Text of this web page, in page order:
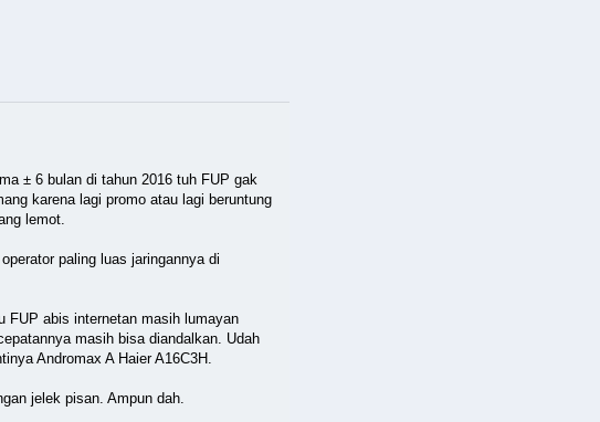
± 6 bulan di tahun 2016 tuh FUP gak
karena lagi promo atau lagi beruntung
lemot.
paling luas jaringannya di
FUP abis internetan masih lumayan
masih bisa diandalkan. Udah
Andromax A Haier A16C3H.
jelek pisan. Ampun dah.